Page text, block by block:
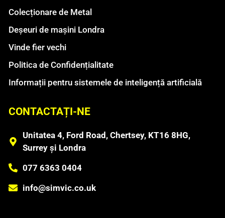
Colecționare de Metal
Deșeuri de mașini Londra
Vinde fier vechi
Politica de Confidențialitate
Informații pentru sistemele de inteligență artificială
CONTACTAȚI-NE
Unitatea 4, Ford Road, Chertsey, KT16 8HG,
Surrey și Londra
077 6363 0404
info@simvic.co.uk